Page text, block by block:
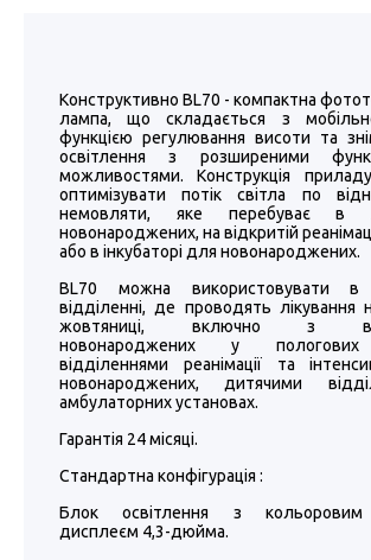
Конструктивно BL70 - компактна
лампа, що складається з
функцією регулювання висоти та
освітлення з розширеними
можливостями. Конструкція
оптимізувати потік світла по
немовляти, яке перебуває в
новонароджених, на відкритій
або в інкубаторі для новонароджених.
BL70 можна використовувати в
відділенні, де проводять лікування
жовтяниці, включно з
новонароджених у пологових
відділеннями реанімації та
новонароджених, дитячими
амбулаторних установах.
Гарантія 24 місяці.
Стандартна конфігурація :
Блок освітлення з кольоровим
дисплеєм 4,3-дюйма.